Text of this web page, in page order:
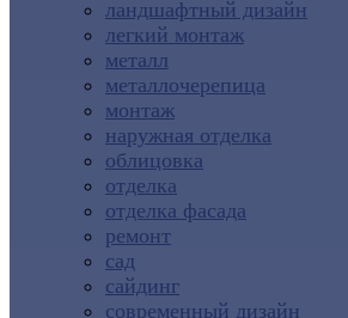
ландшафтный дизайн
легкий монтаж
металл
металлочерепица
монтаж
наружная отделка
облицовка
отделка
отделка фасада
ремонт
сад
сайдинг
современный дизайн